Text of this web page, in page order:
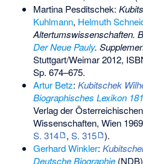
Martina Pesditschek:
Kuhlmann, Helmuth
Altertumswissenschaften.
Der Neue Pauly.
Stuttgart/Weimar 2012,
Sp. 674–675.
Artur Betz: Kubitschek
Biographisches Lexikon
Verlag der
Wissenschaften, Wien
S. 314
, S. 315
).
Gerhard Winkler:
Deutsche Biographie